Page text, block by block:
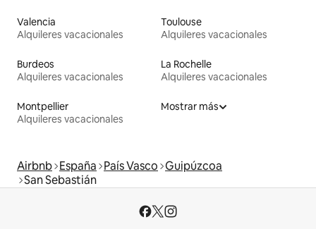
Valencia
Alquileres vacacionales
Toulouse
Alquileres vacacionales
Burdeos
Alquileres vacacionales
La Rochelle
Alquileres vacacionales
Montpellier
Alquileres vacacionales
Mostrar más
Airbnb España País Vasco Guipúzcoa
San Sebastián